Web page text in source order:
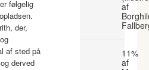
følgelig
der,
af sted på
derved
af
11%
af